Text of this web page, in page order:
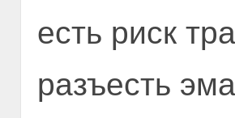
есть риск
разъесть